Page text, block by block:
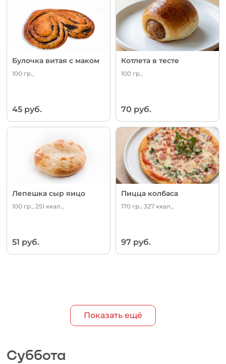
Булочка витая с маком
100 гр.,
45 руб.
Котлета в тесте
100 гр.,
70 руб.
Лепешка сыр яицо
100 гр., 251 ккал.,
51 руб.
Пицца колбаса
170 гр., 327 ккал.,
97 руб.
Показать ещё
Суббота